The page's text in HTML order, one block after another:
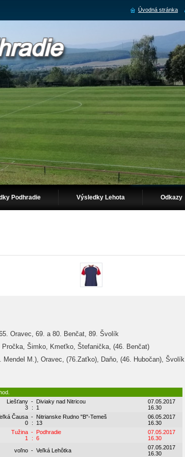
Podhradie Výsledky Lehota Odkazy
Oravec, 69. a 80. Benčat, 89. Švolík
Šimko, Kmeťko, Štefanička, (46. Benčat)
M.), Oravec, (76.Zaťko), Daňo, (46. Hubočan), Švolík
Liešťany
3
-
:
Diviaky nad Nitricou
1
07.05.2017
16.30
Čausa
0
-
:
Nitrianske Rudno "B"-Temeš
13
06.05.2017
16.30
Tužina
1
-
:
Podhradie
6
07.05.2017
16.30
voľno - Veľká Lehôtka
07.05.2017
16.30
Úvodná stránka